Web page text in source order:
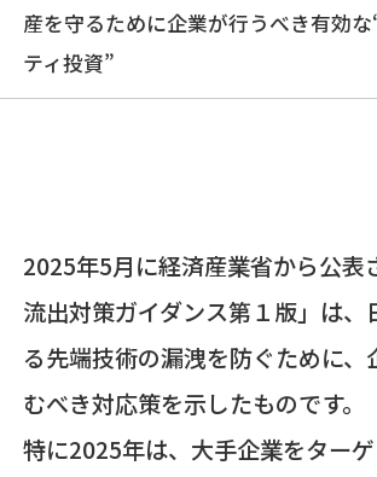
産を守るために企業が行うべき有効な
ティ投資”
2025年5月に経済産業省から公表
流出対策ガイダンス第１版」は、
る先端技術の漏洩を防ぐために、
むべき対応策を示したものです。
特に2025年は、大手企業をター